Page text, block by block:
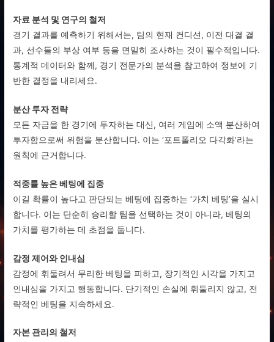
자료 분석 및 연구의 철저
경기 결과를 예측하기 위해서는, 팀의 현재 컨디션, 이전 대결 결
과, 선수들의 부상 여부 등을 면밀히 조사하는 것이 필수적입니다.
통계적 데이터와 함께, 경기 전문가의 분석을 참고하여 정보에 기
반한 결정을 내리세요.
분산 투자 전략
모든 자금을 한 경기에 투자하는 대신, 여러 게임에 소액 분산하여
투자함으로써 위험을 분산합니다. 이는 ‘포트폴리오 다각화’라는
원칙에 근거합니다.
적중률 높은 베팅에 집중
이길 확률이 높다고 판단되는 베팅에 집중하는 ‘가치 베팅’을 실시
합니다. 이는 단순히 승리할 팀을 선택하는 것이 아니라, 베팅의
가치를 평가하는 데 초점을 둡니다.
감정 제어와 인내심
감정에 휘둘려서 무리한 베팅을 피하고, 장기적인 시각을 가지고
인내심을 가지고 행동합니다. 단기적인 손실에 휘둘리지 않고, 전
략적인 베팅을 지속하세요.
자본 관리의 철저